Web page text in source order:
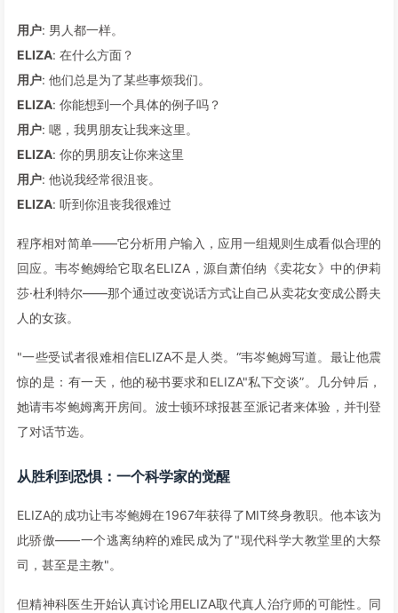
用户: 男人都一样。
ELIZA: 在什么方面？
用户: 他们总是为了某些事烦我们。
ELIZA: 你能想到一个具体的例子吗？
用户: 嗯，我男朋友让我来这里。
ELIZA: 你的男朋友让你来这里
用户: 他说我经常很沮丧。
ELIZA: 听到你沮丧我很难过
程序相对简单——它分析用户输入，应用一组规则生成看似合理的
回应。韦岑鲍姆给它取名ELIZA，源自萧伯纳《卖花女》中的伊莉
莎·杜利特尔——那个通过改变说话方式让自己从卖花女变成公爵夫
人的女孩。
"一些受试者很难相信ELIZA不是人类。“韦岑鲍姆写道。最让他震
惊的是：有一天，他的秘书要求和ELIZA"私下交谈”。几分钟后，
她请韦岑鲍姆离开房间。波士顿环球报甚至派记者来体验，并刊登
了对话节选。
从胜利到恐惧：一个科学家的觉醒
ELIZA的成功让韦岑鲍姆在1967年获得了MIT终身教职。他本该为
此骄傲——一个逃离纳粹的难民成为了"现代科学大教堂里的大祭
司，甚至是主教"。
但精神科医生开始认真讨论用ELIZA取代真人治疗师的可能性。同